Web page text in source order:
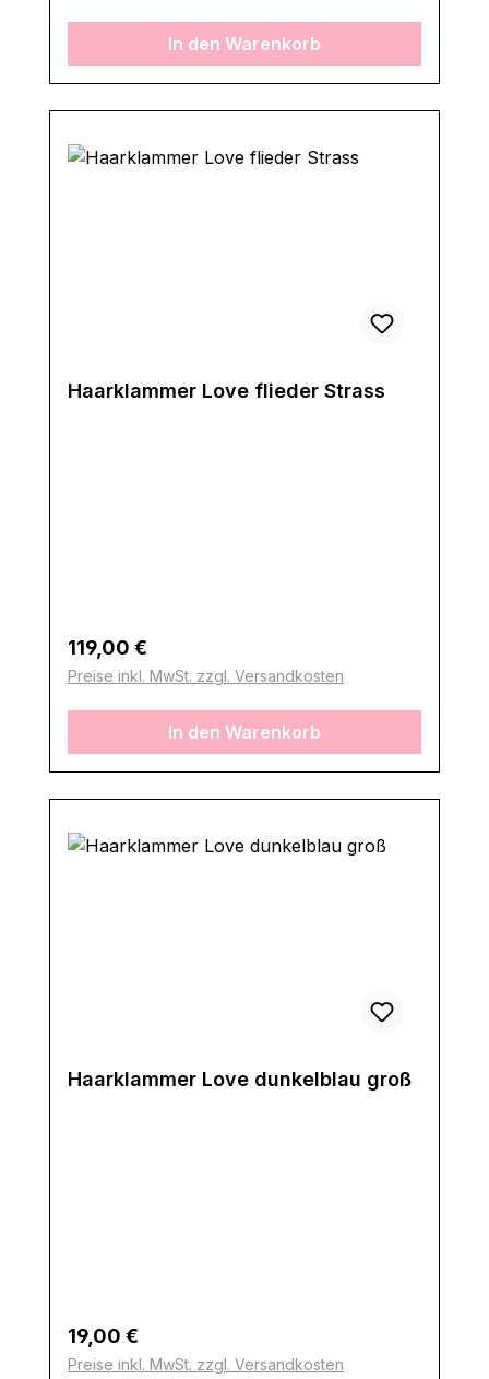
In den Warenkorb
Haarklammer Love flieder Strass
Regulärer Preis:
119,00 €
Preise inkl. MwSt. zzgl. Versandkosten
In den Warenkorb
Haarklammer Love dunkelblau groß
Regulärer Preis:
19,00 €
Preise inkl. MwSt. zzgl. Versandkosten